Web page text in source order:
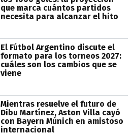
que marca cuántos partidos
necesita para alcanzar el hito
El Fútbol Argentino discute el
formato para los torneos 2027:
cuáles son los cambios que se
viene
Mientras resuelve el futuro de
Dibu Martínez, Aston Villa cayó
con Bayern Múnich en amistoso
internacional